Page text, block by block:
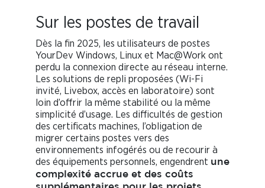
Sur les postes de travail
Dès la fin 2025, les utilisateurs de postes
YourDev Windows, Linux et Mac@Work ont
perdu la connexion directe au réseau interne.
Les solutions de repli proposées (Wi-Fi
invité, Livebox, accès en laboratoire) sont
loin d’offrir la même stabilité ou la même
simplicité d’usage. Les difficultés de gestion
des certificats machines, l’obligation de
migrer certains postes vers des
environnements infogérés ou de recourir à
des équipements personnels, engendrent une
complexité accrue et des coûts